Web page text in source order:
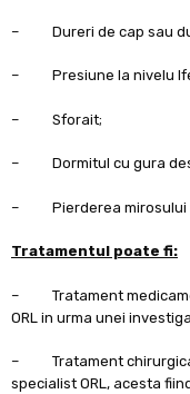
– Dureri de cap sau
– Presiune la nivelu
– Sforait;
– Dormitul cu gura
– Pierderea mirosului
Tratamentul poate fi:
– Tratament
ORL in urma unei
– Tratament chirurgical
specialist ORL, acesta